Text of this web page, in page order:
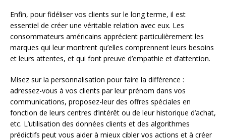
Enfin, pour fidéliser vos clients sur le long terme, il est
essentiel de créer une véritable relation avec eux. Les
consommateurs américains apprécient particulièrement les
marques qui leur montrent qu’elles comprennent leurs besoins
et leurs attentes, et qui font preuve d’empathie et d’attention.
Misez sur la personnalisation pour faire la différence :
adressez-vous à vos clients par leur prénom dans vos
communications, proposez-leur des offres spéciales en
fonction de leurs centres d’intérêt ou de leur historique d’achat,
etc. L’utilisation des données clients et des algorithmes
prédictifs peut vous aider à mieux cibler vos actions et à créer